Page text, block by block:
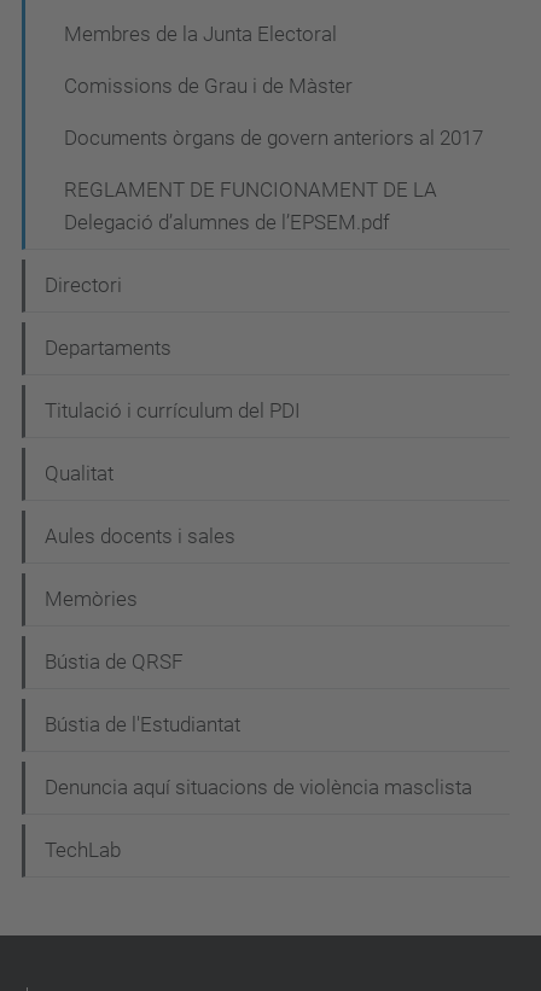
Membres de la Junta Electoral
Comissions de Grau i de Màster
Documents òrgans de govern anteriors al 2017
REGLAMENT DE FUNCIONAMENT DE LA
Delegació d’alumnes de l’EPSEM.pdf
Directori
Departaments
Titulació i currículum del PDI
Qualitat
Aules docents i sales
Memòries
Bústia de QRSF
Bústia de l'Estudiantat
Denuncia aquí situacions de violència masclista
TechLab